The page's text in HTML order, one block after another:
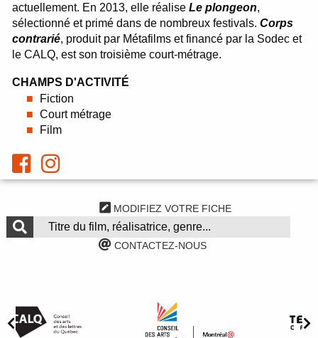
actuellement. En 2013, elle réaliseLe plongeon,
sélectionné et primé dans de nombreux festivals.Corps
contrarié, produit par Métafilms et financé par la Sodec et
le CALQ, est son troisième court-métrage.
CHAMPS D'ACTIVITÉ
Fiction
Court métrage
Film
MODIFIEZ VOTRE FICHE
CONTACTEZ-NOUS